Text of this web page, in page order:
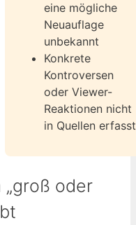
eine mögliche
Neuauflage
unbekannt
Konkrete
Kontroversen
oder Viewer-
Reaktionen nicht
in Quellen erfasst
„groß oder